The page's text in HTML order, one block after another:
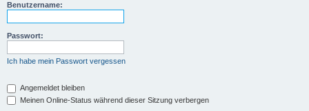
Benutzername:
Passwort:
Ich habe mein Passwort vergessen
Angemeldet bleiben
Meinen Online-Status während dieser Sitzung verbergen